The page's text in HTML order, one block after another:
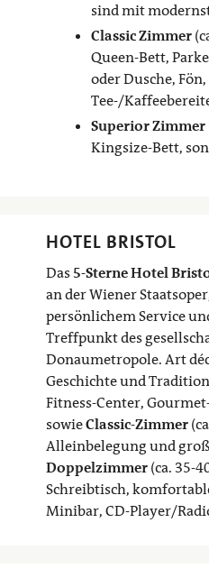
sind mit
Classic Zimmer
Queen-Bett,
oder Dusche,
Tee-/
Superior Zimmer
Kingsize-Bett,
HOTEL BRISTOL
Das5-Sterne Hotel
an der Wiener
persönlichem Service
Treffpunkt des
Donaumetropole. Art
Geschichte und
Fitness-Center,
sowieClassic-Zimmer
Alleinbelegung und
Doppelzimmer(ca. 35-
Schreibtisch,
Minibar, CD-Player/